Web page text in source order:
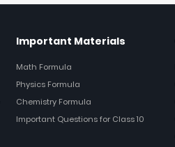
Important Materials
Math Formula
Physics Formula
Chemistry Formula
Important Questions for Class 10